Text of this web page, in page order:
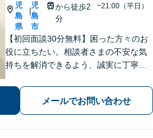
児
島
県
|
児
島
市
から徒歩2
分
~21:00（平日）
【初回面談30分無料】困った方々のお
役に立ちたい。相談者さまの不安な気
持ちを解消できるよう、誠実に丁寧に
ております【市役所前2分】【休日・夜
間面談OKも可能】メールでお問い合わせ